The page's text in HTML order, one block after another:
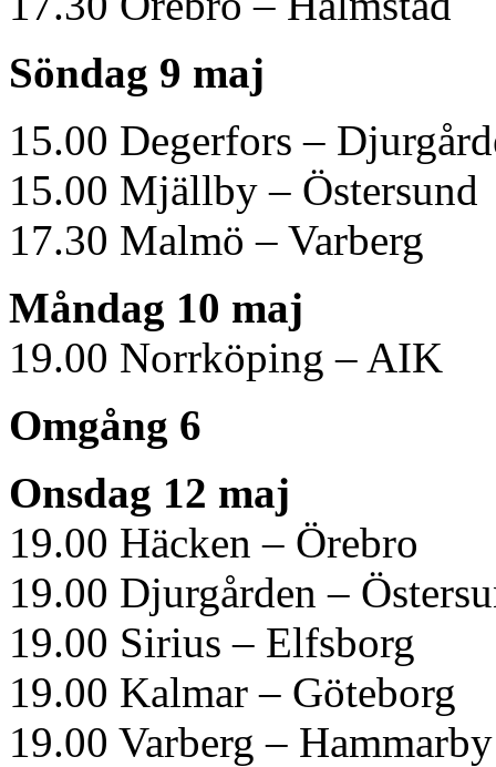
Söndag 9 maj
15.00 Degerfors –
15.00 Mjällby – Östersund
17.30 Malmö – Varberg
Måndag 10 maj
19.00 Norrköping – AIK
Omgång 6
Onsdag 12 maj
19.00 Häcken – Örebro
19.00 Djurgården –
19.00 Sirius – Elfsborg
19.00 Kalmar – Göteborg
19.00 Varberg – Hammarby